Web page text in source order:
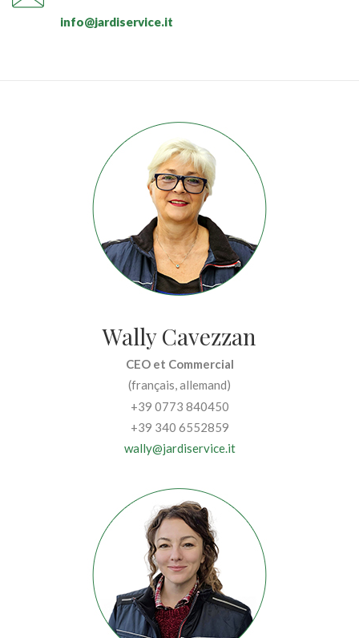
info@jardiservice.it
Wally Cavezzan
CEO et Commercial
(français, allemand)
+39 0773 840450
+39 340 6552859
wally@jardiservice.it